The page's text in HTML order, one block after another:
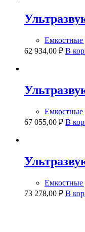
Емкостные
62 934,00 ₽ В
Емкостные
67 055,00 ₽ В
Емкостные
73 278,00 ₽ В